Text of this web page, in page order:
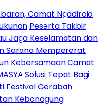
Camat Ngadirojo
Peserta Takbir
Jaga Keselamatan dan
Sarana Mempererat
KebersamaanCamat
Solusi Tepat Bagi
Festival Gerabah
Kebonagung